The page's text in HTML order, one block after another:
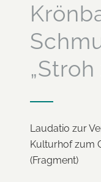
Laudatio zur
Kulturhof zum
(Fragment)